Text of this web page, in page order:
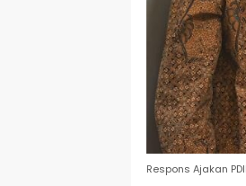
Respons Ajakan